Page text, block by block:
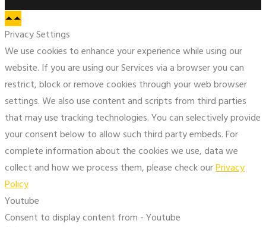
Privacy Settings
We use cookies to enhance your experience while using our
website. If you are using our Services via a browser you can
restrict, block or remove cookies through your web browser
settings. We also use content and scripts from third parties
that may use tracking technologies. You can selectively provide
your consent below to allow such third party embeds. For
complete information about the cookies we use, data we
collect and how we process them, please check ourPrivacy
Policy
Youtube
Consent to display content from - Youtube